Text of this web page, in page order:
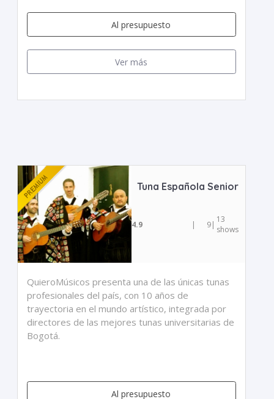
Al presupuesto
Ver más
Tuna Española Senior
4.9 | 9| 13
shows
QuieroMúsicos presenta una de las únicas tunas
profesionales del país, con 10 años de
trayectoria en el mundo artístico, integrada por
directores de las mejores tunas universitarias de
Bogotá.
Al presupuesto